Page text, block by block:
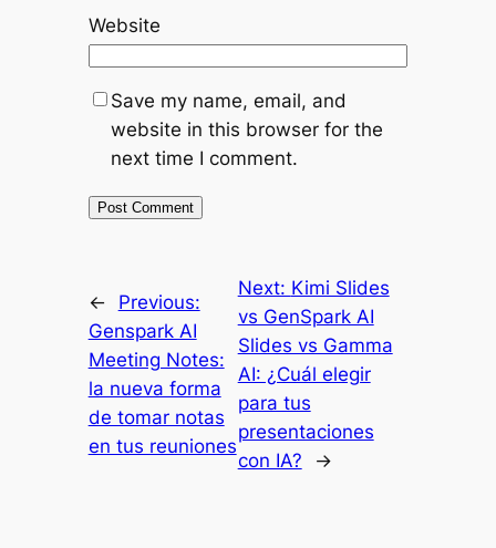
Website
Save my name, email, and
website in this browser for the
next time I comment.
←
Previous:
Genspark AI
Meeting Notes:
la nueva forma
de tomar notas
en tus reuniones
Next: Kimi Slides
vs GenSpark AI
Slides vs Gamma
AI: ¿Cuál elegir
para tus
presentaciones
con IA?
→